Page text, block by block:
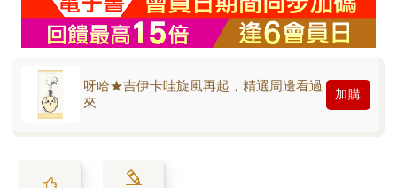
呀哈★吉伊卡哇旋風再起，精選周邊看過
來
加購